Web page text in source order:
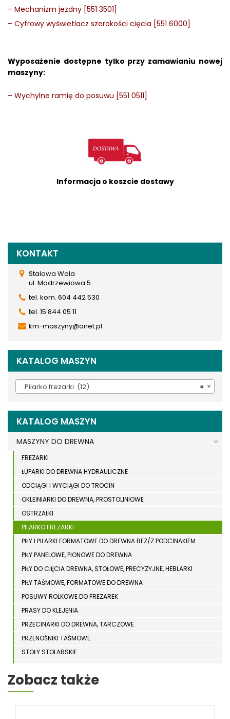
– Mechanizm jezdny [551 3501]
– Cyfrowy wyświetlacz szerokości cięcia [551 6000]
Wyposażenie dostępne tylko przy zamawianiu nowej
maszyny:
– Wychylne ramię do posuwu [551 0511]
Informacja o koszcie dostawy
KONTAKT
Stalowa Wola
ul. Modrzewiowa 5
tel. kom. 604 442 530
tel. 15 844 05 11
km-maszyny@onet.pl
KATALOG MASZYN
×
Pilarko frezarki (12)
KATALOG MASZYN
MASZYNY DO DREWNA
FREZARKI
ŁUPARKI DO DREWNA HYDRAULICZNE
ODCIĄGI I WYCIĄGI DO TROCIN
OKLEINIARKI DO DREWNA, PROSTOLINIOWE
OSTRZAŁKI
PILARKO FREZARKI
PIŁY I PILARKI FORMATOWE DO DREWNA BEZ/Z PODCINAKIEM
PIŁY PANELOWE, PIONOWE DO DREWNA
PIŁY DO CIĘCIA DREWNA, STOŁOWE, PRECYZYJNE, HEBLARKI
PIŁY TAŚMOWE, FORMATOWE DO DREWNA
POSUWY ROLKOWE DO FREZAREK
PRASY DO KLEJENIA
PRZECINARKI DO DREWNA, TARCZOWE
PRZENOŚNIKI TAŚMOWE
STOŁY STOLARSKIE
STRUGARKI DO DREWNA
STOJAKI HOLZSTAR
Zobacz także